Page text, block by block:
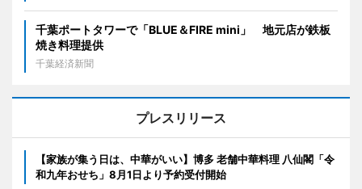
千葉ポートタワーで「BLUE＆FIRE mini」 地元店が鉄板
焼き料理提供
千葉経済新聞
プレスリリース
【家族が集う日は、中華がいい】博多 老舗中華料理 八仙閣「令
和九年おせち」8月1日より予約受付開始